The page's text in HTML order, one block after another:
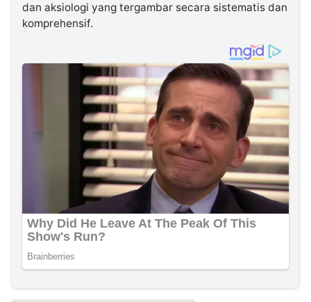
dan aksiologi yang tergambar secara sistematis dan
komprehensif.